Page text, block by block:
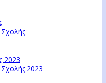
2023
2023